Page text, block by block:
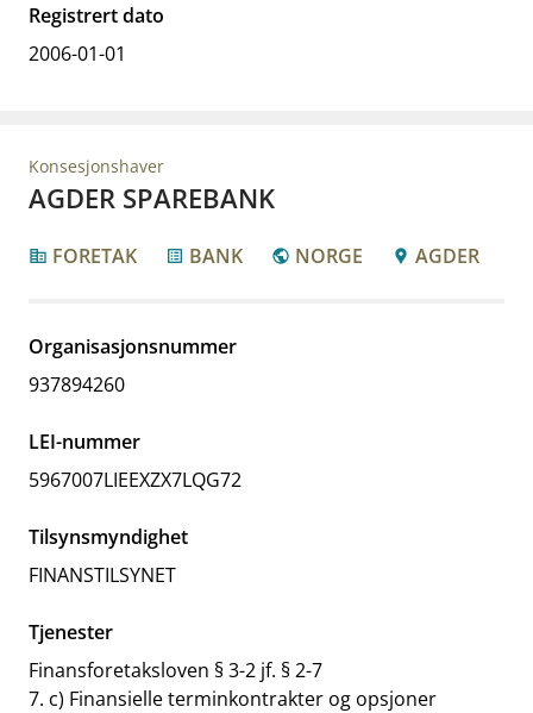
Registrert dato
2006-01-01
Konsesjonshaver
AGDER SPAREBANK
corporate_fare FORETAK list_alt BANK public NORGE location_pin AGDER
Organisasjonsnummer
937894260
LEI-nummer
5967007LIEEXZX7LQG72
Tilsynsmyndighet
FINANSTILSYNET
Tjenester
Finansforetaksloven § 3-2 jf. § 2-7
7. c) Finansielle terminkontrakter og opsjoner